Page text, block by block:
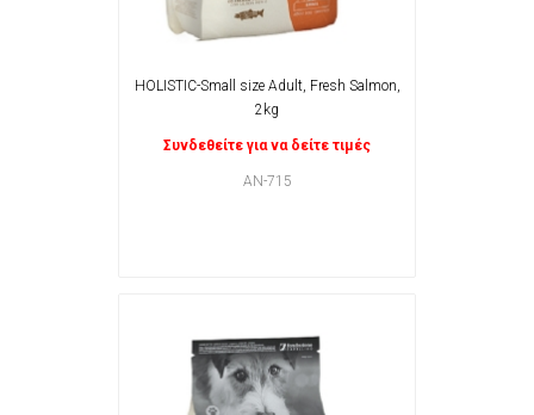
HOLISTIC-Small size Adult, Fresh Salmon,
2kg
Συνδεθείτε για να δείτε τιμές
AN-715